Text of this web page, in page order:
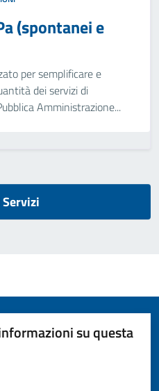
(spontanei e
per semplificare e
dei servizi di
Amministrazione...
su questa